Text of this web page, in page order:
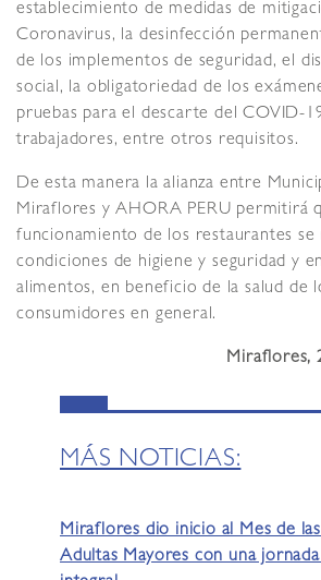
establecimiento de medidas de
Coronavirus, la desinfección
de los implementos de seguridad, el
social, la obligatoriedad de los
pruebas para el descarte del COVID-
trabajadores, entre otros requisitos.
De esta manera la alianza entre
Miraflores y AHORA PERU permitirá
funcionamiento de los restaurantes se
condiciones de higiene y seguridad y
alimentos, en beneficio de la salud de
consumidores en general.
Miraflores,
MÁS NOTICIAS:
Miraflores dio inicio al Mes de
Adultas Mayores con una